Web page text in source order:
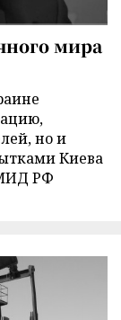
мира
но и
Киева
РФ